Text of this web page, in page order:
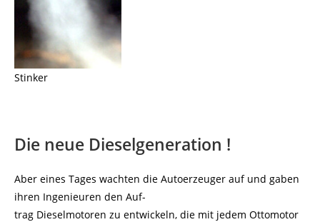
Stinker
Die neue Dieselgeneration !
Aber eines Tages wachten die Autoerzeuger auf und gaben
ihren Ingenieuren den Auf-
trag Dieselmotoren zu entwickeln, die mit jedem Ottomotor